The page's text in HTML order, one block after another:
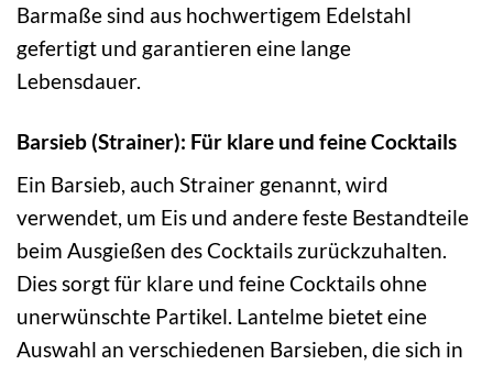
Barmaße sind aus hochwertigem Edelstahl
gefertigt und garantieren eine lange
Lebensdauer.
Barsieb (Strainer): Für klare und feine Cocktails
Ein Barsieb, auch Strainer genannt, wird
verwendet, um Eis und andere feste Bestandteile
beim Ausgießen des Cocktails zurückzuhalten.
Dies sorgt für klare und feine Cocktails ohne
unerwünschte Partikel. Lantelme bietet eine
Auswahl an verschiedenen Barsieben, die sich in